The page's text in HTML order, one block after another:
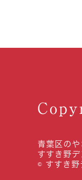
青葉区の
すすき野
© すすき野